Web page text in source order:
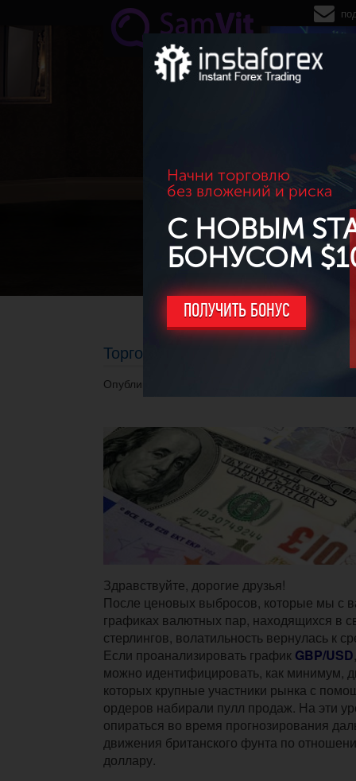
Перейти к основному содержанию
Начни торговлю
без вложений и риска
С НОВЫМ
БОНУСОМ
ПОЛУЧИТЬ БОНУС
Торговый прогноз по GBP/USD
Опубликовано 18.03.2019 в 15:40.
Здравствуйте, дорогие друзья!
После ценовых выбросов, которые мы с
графиках валютных пар, находящихся в
стерлингов, волатильность вернулась к
Если проанализировать график GBP/USD
можно идентифицировать, как минимум,
которых крупные участники рынка с
ордеров набирали пулл продаж. На эти
опираться во время прогнозирования
движения британского фунта по
доллару.